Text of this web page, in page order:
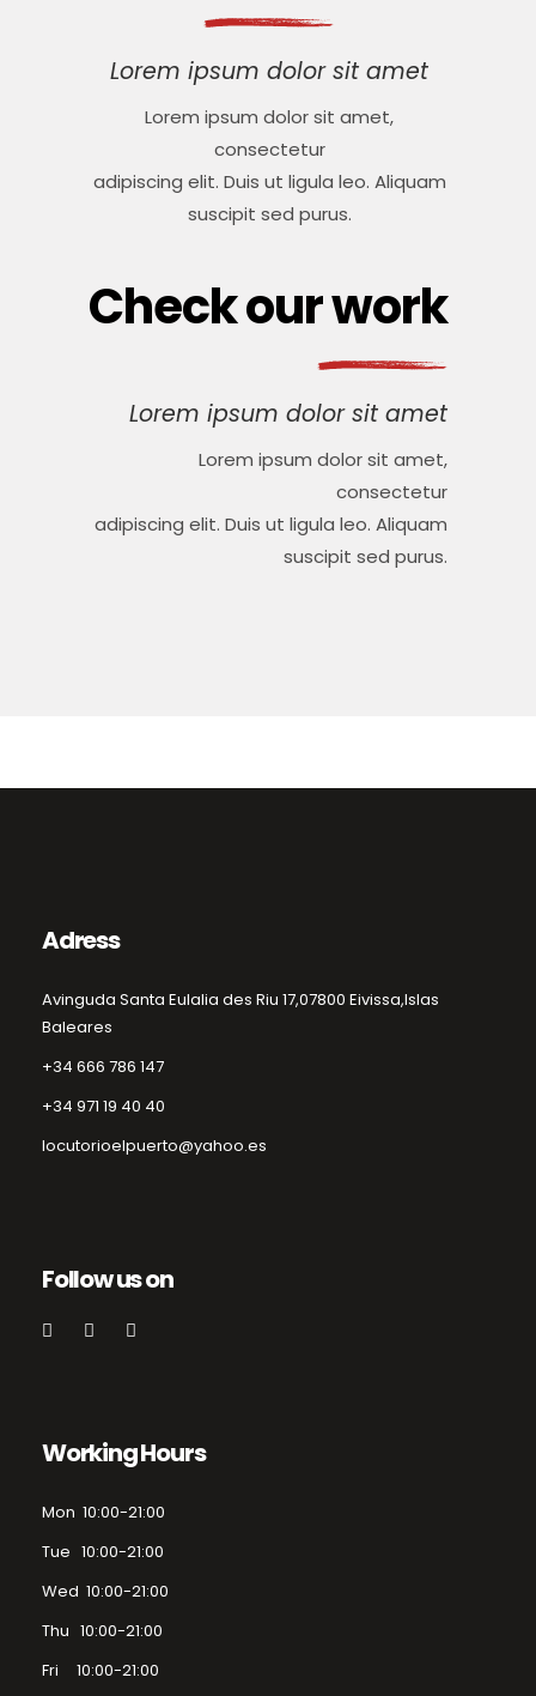
Lorem ipsum dolor sit amet
Lorem ipsum dolor sit amet,
consectetur
adipiscing elit. Duis ut ligula leo. Aliquam
suscipit sed purus.
Check our work
Lorem ipsum dolor sit amet
Lorem ipsum dolor sit amet,
consectetur
adipiscing elit. Duis ut ligula leo. Aliquam
suscipit sed purus.
Adress
Avinguda Santa Eulalia des Riu 17,07800 Eivissa,Islas
Baleares
+34 666 786 147
+34 971 19 40 40
locutorioelpuerto@yahoo.es
Follow us on
Working Hours
Mon 10:00-21:00
Tue 10:00-21:00
Wed 10:00-21:00
Thu 10:00-21:00
Fri 10:00-21:00